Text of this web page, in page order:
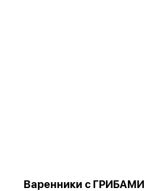
Варенники с ГРИБАМИ